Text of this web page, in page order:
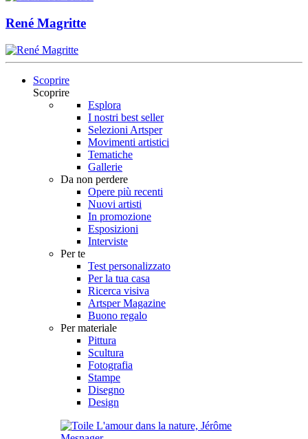
René Magritte
Scoprire
Scoprire
Esplora
I nostri best seller
Selezioni Artsper
Movimenti artistici
Tematiche
Gallerie
Da non perdere
Opere più recenti
Nuovi artisti
In promozione
Esposizioni
Interviste
Per te
Test personalizzato
Per la tua casa
Ricerca visiva
Artsper Magazine
Buono regalo
Per materiale
Pittura
Scultura
Fotografia
Stampe
Disegno
Design